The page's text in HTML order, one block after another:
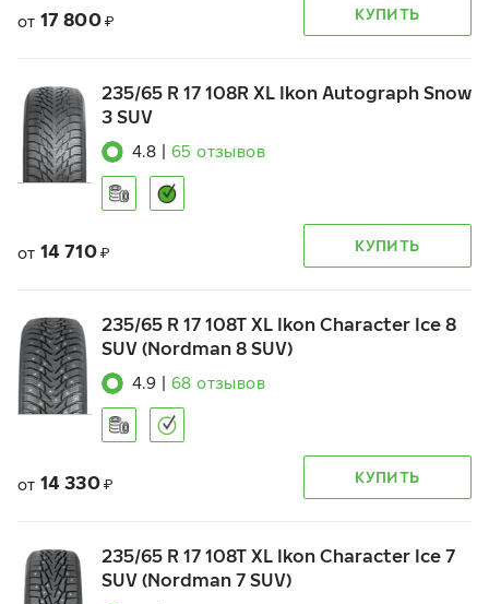
от 17 800 ₽ КУПИТЬ
235/65 R 17 108R XL Ikon Autograph Snow
3 SUV
4.8 65 отзывов
от 14 710 ₽ КУПИТЬ
235/65 R 17 108T XL Ikon Character Ice 8
SUV (Nordman 8 SUV)
4.9 68 отзывов
от 14 330 ₽ КУПИТЬ
235/65 R 17 108T XL Ikon Character Ice 7
SUV (Nordman 7 SUV)